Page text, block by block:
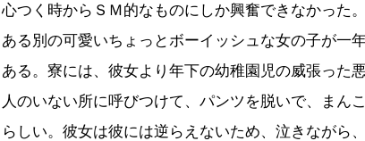
心つく時からＳＭ的なものにしか興奮できなかった。
ある別の可愛いちょっとボーイッシュな女の子が一
ある。寮には、彼女より年下の幼稚園児の威張った
人のいない所に呼びつけて、パンツを脱いで、まん
らしい。彼女は彼には逆らえないため、泣きながら